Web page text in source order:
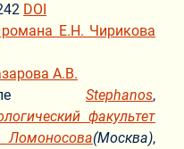
DOI
романа Е.Н. Чирикова
А.В.
Stephanos,
факультет
(Москва),